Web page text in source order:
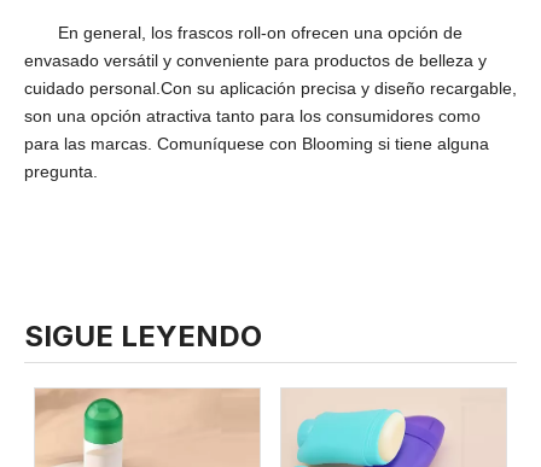
En general, los frascos roll-on ofrecen una opción de
envasado versátil y conveniente para productos de belleza y
cuidado personal.Con su aplicación precisa y diseño recargable,
son una opción atractiva tanto para los consumidores como
para las marcas. Comuníquese con Blooming si tiene alguna
pregunta.
SIGUE LEYENDO